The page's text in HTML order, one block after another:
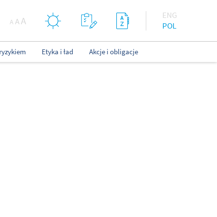
ENG
POL
A AA
Etyka i ład Akcje i obligacje